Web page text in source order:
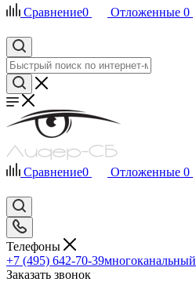
Сравнение0 Отложенные 0
Сравнение0 Отложенные 0
Телефоны
+7 (495) 642-70-39многоканальный
Заказать звонок